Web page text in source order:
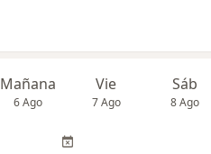
Mañana
6 Ago
Vie
7 Ago
Sáb
8 Ago